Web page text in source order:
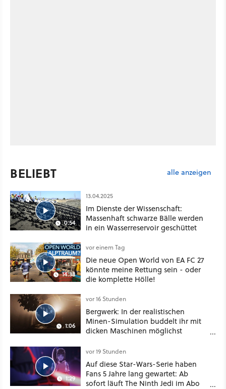
BELIEBT alle anzeigen
0:54
13.04.2025
Im Dienste der Wissenschaft:
Massenhaft schwarze Bälle werden
in ein Wasserreservoir geschüttet
14:38
vor einem Tag
Die neue Open World von EA FC 27
könnte meine Rettung sein - oder
die komplette Hölle!
1:06
vor 16 Stunden
Bergwerk: In der realistischen
Minen-Simulation buddelt ihr mit
dicken Maschinen möglichst
1:29
vor 19 Stunden
Auf diese Star-Wars-Serie haben
Fans 5 Jahre lang gewartet: Ab
sofort läuft The Ninth Jedi im Abo